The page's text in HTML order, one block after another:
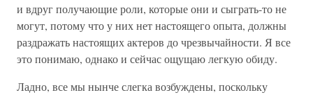
и вдруг получающие роли, которые они и сыграть-то не
могут, потому что у них нет настоящего опыта, должны
раздражать настоящих актеров до чрезвычайности. Я все
это понимаю, однако и сейчас ощущаю легкую обиду.
Ладно, все мы нынче слегка возбуждены, поскольку